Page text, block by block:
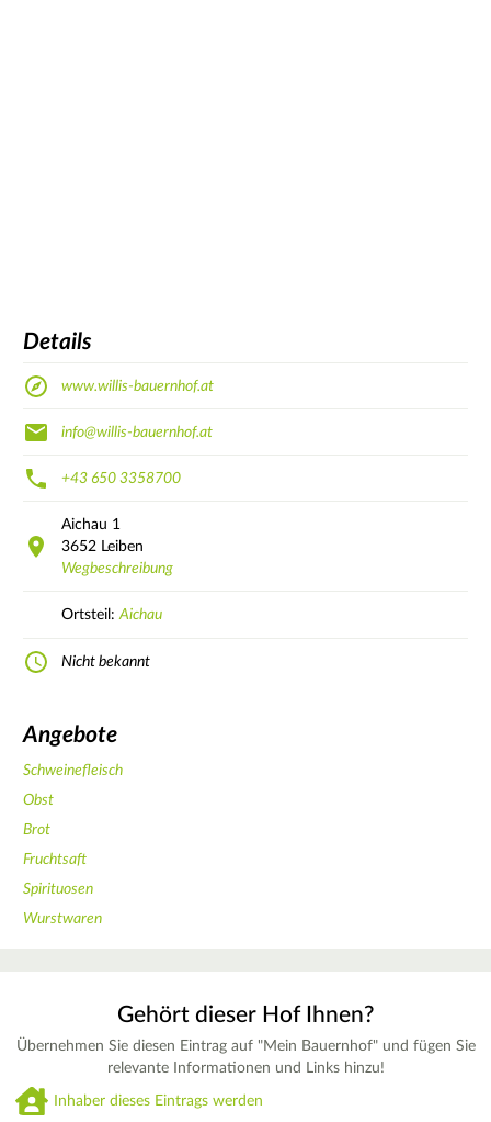
Details
www.willis-bauernhof.at
info@willis-bauernhof.at
+43 650 3358700
Aichau 1
3652 Leiben
Wegbeschreibung
Ortsteil:Aichau
Nicht bekannt
Angebote
Schweinefleisch
Obst
Brot
Fruchtsaft
Spirituosen
Wurstwaren
Gehört dieser Hof Ihnen?
Übernehmen Sie diesen Eintrag auf "Mein Bauernhof" und fügen Sie
relevante Informationen und Links hinzu!
Inhaber dieses Eintrags werden